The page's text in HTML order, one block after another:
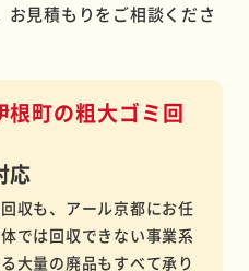
見積もりをご相談くださ
根町の粗大ゴミ回
応
収も、アール京都にお任
では回収できない事業系
大量の廃品もすべて承り